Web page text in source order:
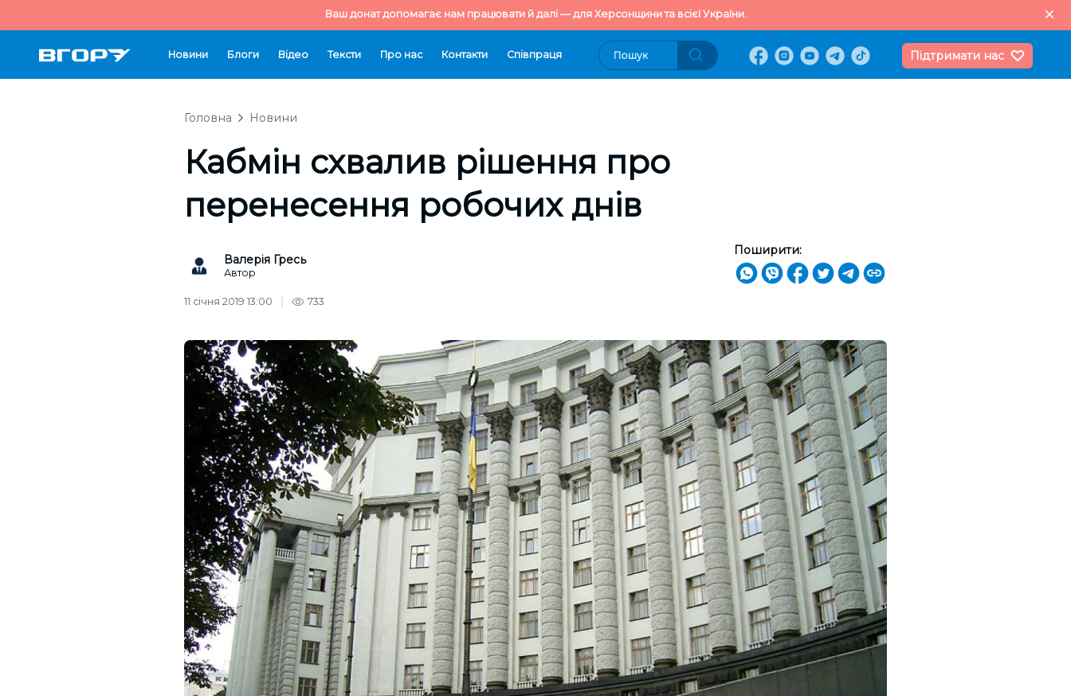
Ваш донат допомагає нам працювати й далі — для Херсонщини та всієї України.
Новини Блоги Відео Тексти Про нас Контакти Cпівпраця Підтримати нас
Головна Новини
Кабмін схвалив рішення про
перенесення робочих днів
Валерія Гресь
Автор
Поширити:
11 січня 2019 13:00 733